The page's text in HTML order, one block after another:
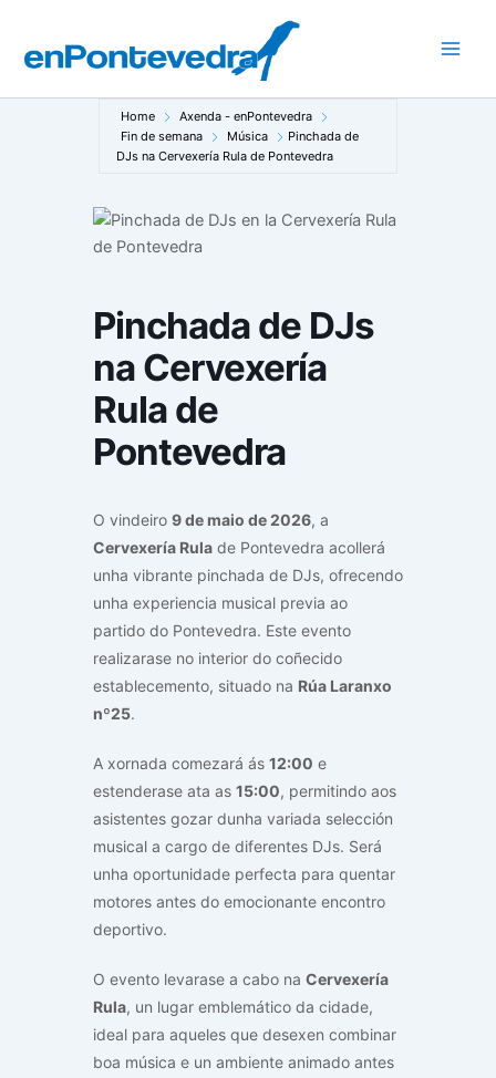
contido
Home
Axenda - enPontevedra
Fin de semana
Música
Pinchada de
DJs na Cervexería Rula de Pontevedra
Pinchada de DJs
na Cervexería
Rula de
Pontevedra
O vindeiro 9 de maio de 2026, a
Cervexería Rula de Pontevedra acollerá
unha vibrante pinchada de DJs, ofrecendo
unha experiencia musical previa ao
partido do Pontevedra. Este evento
realizarase no interior do coñecido
establecemento, situado na Rúa Laranxo
nº25.
A xornada comezará ás 12:00 e
estenderase ata as 15:00, permitindo aos
asistentes gozar dunha variada selección
musical a cargo de diferentes DJs. Será
unha oportunidade perfecta para quentar
motores antes do emocionante encontro
deportivo.
O evento levarase a cabo na Cervexería
Rula, un lugar emblemático da cidade,
ideal para aqueles que desexen combinar
boa música e un ambiente animado antes